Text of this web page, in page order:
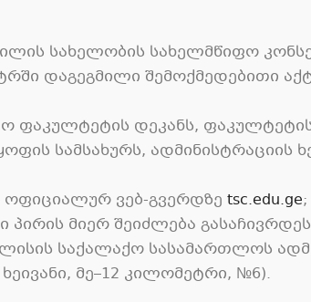
სახელობის სახელმწიფო
დაგეგმილი შემოქმედებითი
ფაკულტეტის დეკანს,
სამსახურს,
ოფიციალურ ვებ-გვერდზე tsc.edu.ge;
პირის მიერ შეიძლება
საქალაქო სასამართლოს
მე–12 კილომეტრი, №6).